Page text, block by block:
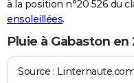
à la position n°20 526 du
ensoleillées.
Pluie à Gabaston en
Source :